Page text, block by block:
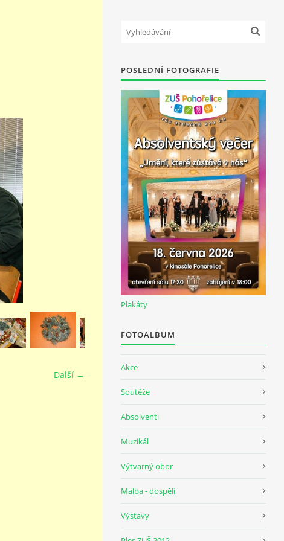
Další →
POSLEDNÍ FOTOGRAFIE
Plakáty
FOTOALBUM
Akce
Soutěže
Absolventi
Muzikál
Výtvarný obor
Malba - dospělí
Výstavy